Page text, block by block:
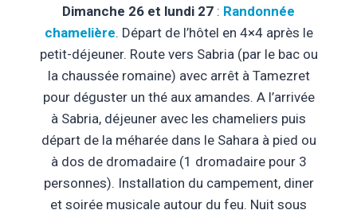
Dimanche 26 et lundi 27 : Randonnée
chamelière. Départ de l’hôtel en 4×4 après le
petit-déjeuner. Route vers Sabria (par le bac ou
la chaussée romaine) avec arrêt à Tamezret
pour déguster un thé aux amandes. A l’arrivée
à Sabria, déjeuner avec les chameliers puis
départ de la méharée dans le Sahara à pied ou
à dos de dromadaire (1 dromadaire pour 3
personnes). Installation du campement, diner
et soirée musicale autour du feu. Nuit sous